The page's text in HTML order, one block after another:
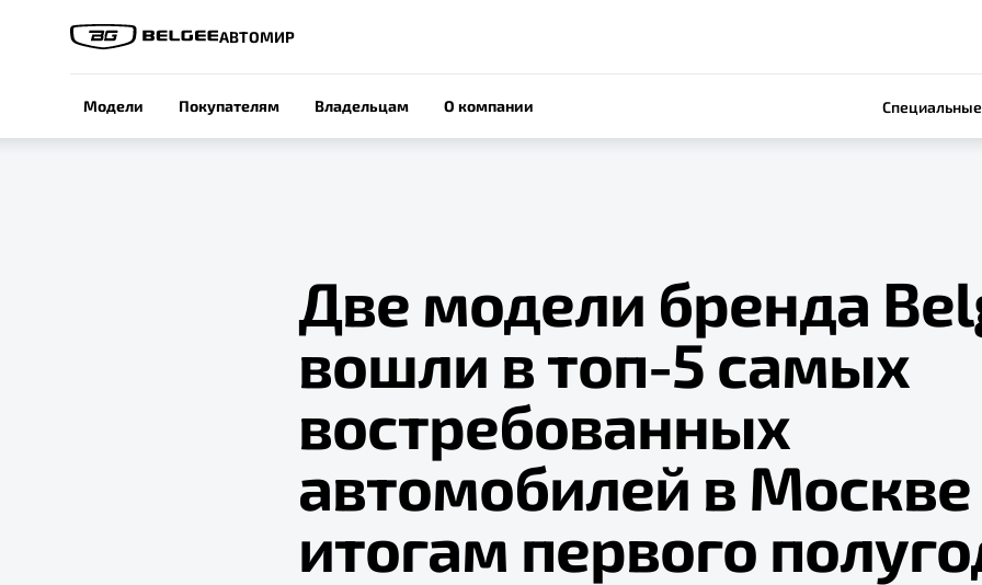
АВТОМИР
Модели Покупателям Владельцам О компании
Две модели бренда
вошли в топ-5 самых
востребованных
автомобилей в Москве
итогам первого